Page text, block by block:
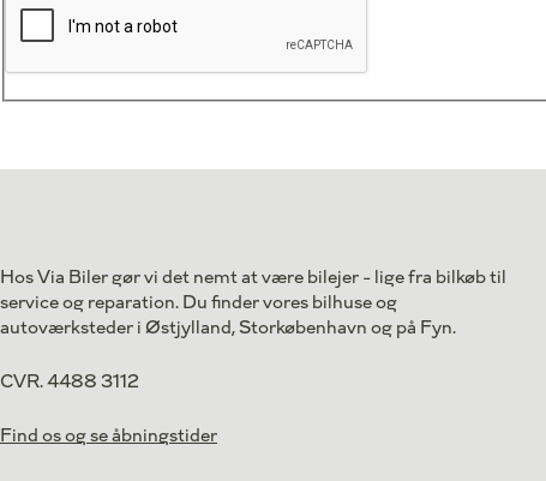
Hos Via Biler gør vi det nemt at være bilejer - lige fra bilkøb til
service og reparation. Du finder vores bilhuse og
autoværksteder i Østjylland, Storkøbenhavn og på Fyn.
CVR. 4488 3112
Find os og se åbningstider